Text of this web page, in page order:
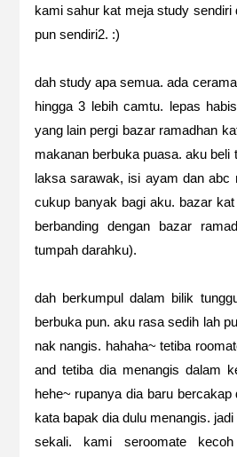
kami sahur kat meja study sendiri
pun sendiri2. :)
dah study apa semua. ada
hingga 3 lebih camtu. lepas
yang lain pergi bazar ramadhan
makanan berbuka puasa. aku beli
laksa sarawak, isi ayam dan abc
cukup banyak bagi aku. bazar
berbanding dengan bazar
tumpah darahku).
dah berkumpul dalam bilik
berbuka pun. aku rasa sedih lah
nak nangis. hahaha~ tetiba
and tetiba dia menangis dalam
hehe~ rupanya dia baru bercakap
kata bapak dia dulu menangis.
sekali. kami seroomate